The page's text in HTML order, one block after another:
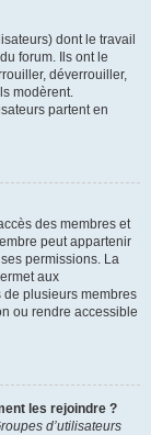
dont le travail
forum. Ils ont le
déverrouiller,
modèrent.
partent en
des membres et
peut appartenir
permissions. La
aux
plusieurs membres
ou rendre accessible
les rejoindre ?
d’utilisateurs